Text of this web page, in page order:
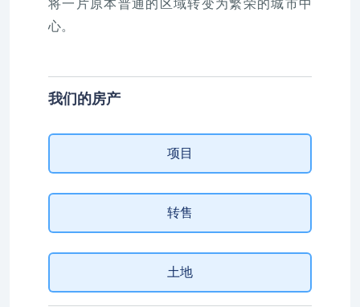
心。
我们的房产
项目
转售
土地